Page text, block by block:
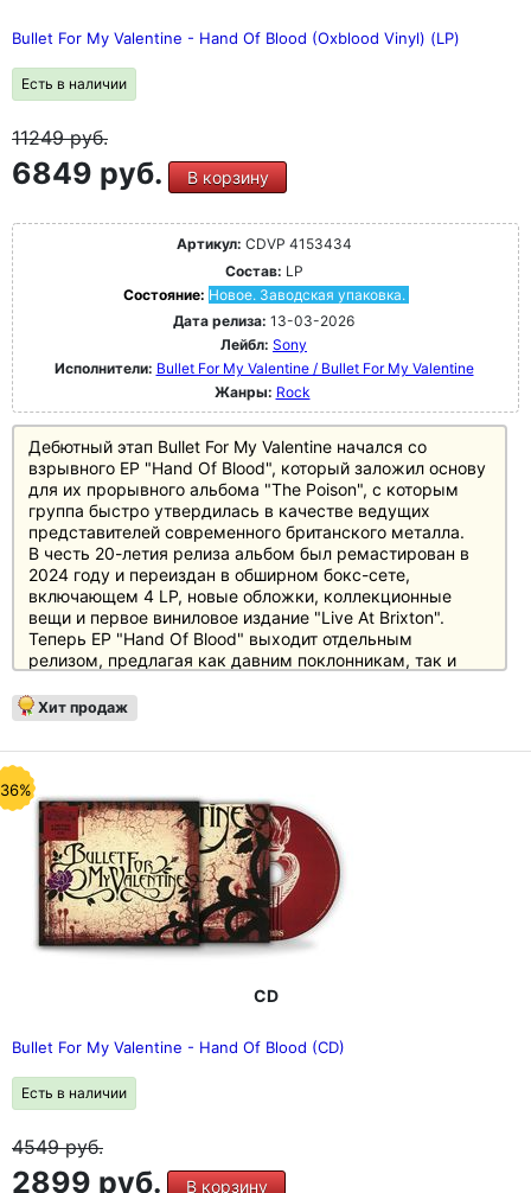
Bullet For My Valentine - Hand Of Blood (Oxblood Vinyl) (LP)
Есть в наличии
11249руб.
6849 руб. В корзину
Артикул: CDVP 4153434
Состав: LP
Состояние: Новое. Заводская упаковка.
Дата релиза: 13-03-2026
Лейбл: Sony
Исполнители: Bullet For My Valentine / Bullet For My Valentine
Жанры: Rock
Дебютный этап Bullet For My Valentine начался со
взрывного EP "Hand Of Blood", который заложил основу
для их прорывного альбома "The Poison", с которым
группа быстро утвердилась в качестве ведущих
представителей современного британского металла.
В честь 20-летия релиза альбом был ремастирован в
2024 году и переиздан в обширном бокс-сете,
включающем 4 LP, новые обложки, коллекционные
вещи и первое виниловое издание "Live At Brixton".
Теперь EP "Hand Of Blood" выходит отдельным
релизом, предлагая как давним поклонникам, так и
запись, заложившую основу наследия Bullet For My
Valentine.
Хит продаж
CD
Bullet For My Valentine - Hand Of Blood (CD)
Есть в наличии
4549руб.
2899 руб. В корзину